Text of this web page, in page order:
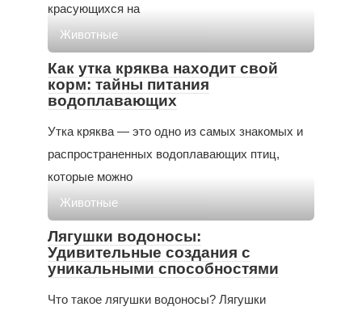
красующихся на
Животные
Как утка кряква находит свой
корм: тайны питания
водоплавающих
Утка кряква — это одно из самых знакомых и
распространенных водоплавающих птиц,
которые можно
Животные
Лягушки водоносы:
Удивительные создания с
уникальными способностями
Что такое лягушки водоносы? Лягушки